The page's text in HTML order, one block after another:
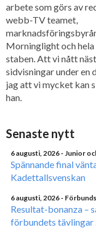
arbete som görs av
webb-TV teamet,
Morninglight och hela
staben. Att vi nått
sidvisningar under en
jag att vi mycket kan
han.
Senaste nytt
6 augusti, 2026 - Junior
Spännande final
Kadettallsvenskan
6 augusti, 2026 -
Resultat-bonanza –
förbundets tävlingar